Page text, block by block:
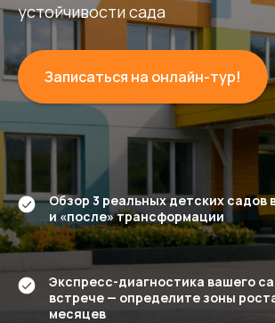
устойчивости сада
Записаться на онлайн-тур!
Обзор 3 реальных детских садов
и «после» трансформации
Экспресс-диагностика вашего
встрече — определите зоны
месяцев